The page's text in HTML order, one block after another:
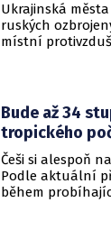
Ukrajinská
ruských
místní
obyvatelstvu
Bude až 34
tropického
Češi si alespoň
Podle aktuální
během